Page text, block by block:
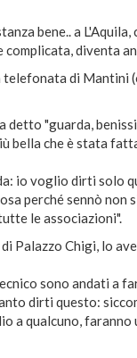
bene.. a
complicata, diventa
di Mantini
detto "guarda,
bella che è stata
io voglio dirti solo
perché sennò non
le associazioni".
Palazzo Chigi, lo
sono andati a
dirti questo:
a qualcuno, faranno